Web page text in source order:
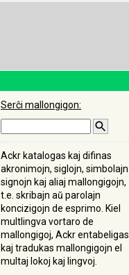
Serĉi mallongigon:
Ackr katalogas kaj difinas
akronimojn, siglojn, simbolajn
signojn kaj aliaj mallongigojn,
t.e. skribajn aŭ parolajn
koncizigojn de esprimo. Kiel
multlingva vortaro de
mallongigoj, Ackr entabeligas
kaj tradukas mallongigojn el
multaj lokoj kaj lingvoj.